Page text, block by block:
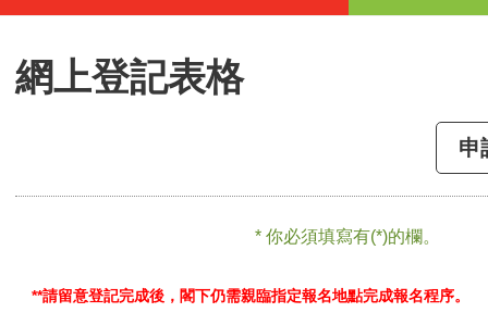
網上登記表格
申
* 你必須填寫有(*)的欄。
**請留意登記完成後，閣下仍需親臨指定報名地點完成報名程序。